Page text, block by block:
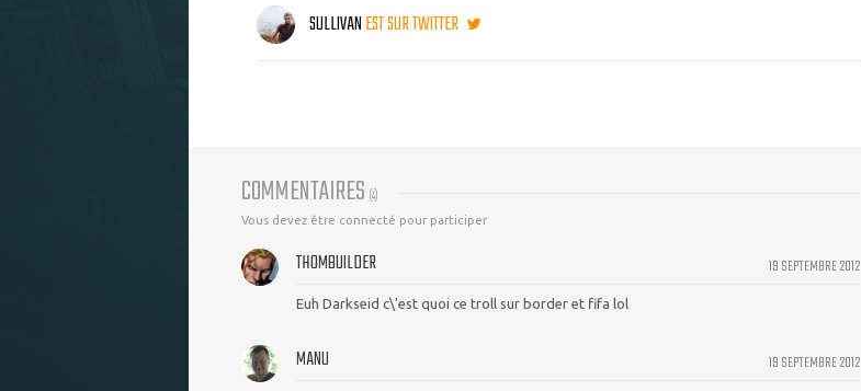
SULLIVANEST SUR TWITTER
COMMENTAIRES (4)
Vous devez être connecté pour participer
19 SEPTEMBRE 2012
THOMBUILDER
Euh Darkseid c\'est quoi ce troll sur border et fifa lol
19 SEPTEMBRE 2012
MANU